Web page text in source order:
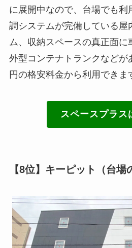
に展開中なので、台場でも利
調システムが完備している屋
ム、収納スペースの真正面に
外型コンテナトランクなどが
円の格安料金から利用できま
スペースプラス
【8位】キーピット（台場